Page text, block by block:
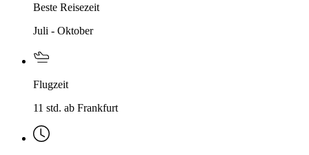
Beste Reisezeit
Juli - Oktober
Flugzeit
11 std. ab Frankfurt